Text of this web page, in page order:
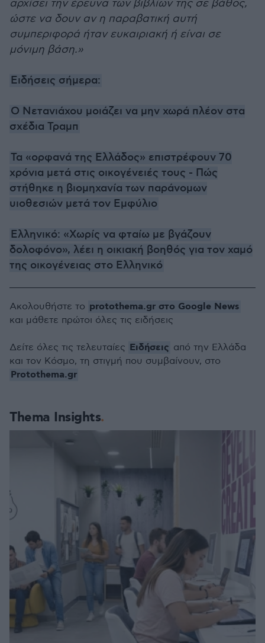
αρχίσει την έρευνα των βιβλίων της σε βάθος,
ώστε να δουν αν η παραβατική αυτή
συμπεριφορά ήταν ευκαιριακή ή είναι σε
μόνιμη βάση.»
Ειδήσεις σήμερα:
Ο Νετανιάχου μοιάζει να μην χωρά πλέον στα
σχέδια Τραμπ
Τα «ορφανά της Ελλάδος» επιστρέφουν 70
χρόνια μετά στις οικογένειές τους - Πώς
στήθηκε η βιομηχανία των παράνομων
υιοθεσιών μετά τον Εμφύλιο
Ελληνικό: «Χωρίς να φταίω με βγάζουν
δολοφόνο», λέει η οικιακή βοηθός για τον χαμό
της οικογένειας στο Ελληνικό
Thema Insights
Ακολουθήστε το protothema.gr στο Google News
και μάθετε πρώτοι όλες τις ειδήσεις
Δείτε όλες τις τελευταίες Ειδήσεις από την Ελλάδα
και τον Κόσμο, τη στιγμή που συμβαίνουν, στο
Protothema.gr